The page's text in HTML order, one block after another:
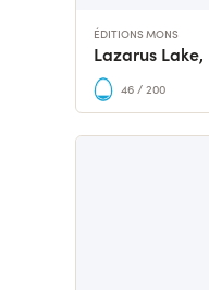
ÉDITIONS MONS
46 / 200